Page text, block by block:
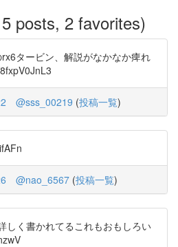
posts, 2 favorites)
タービン、解説がなかなか痺れ
@sss_00219 (投稿一覧)
@nao_6567 (投稿一覧)
しく書かれてるこれもおもしろい